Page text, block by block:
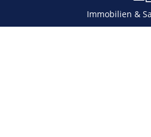
Immobilien &